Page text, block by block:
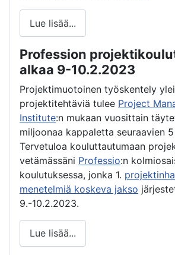
Lue lisää...
Profession
alkaa 9-10.2.2023
Projektimuotoinen työskentely
projektitehtäviä tulee Project
Institute:n mukaan vuosittain
miljoonaa kappaletta seuraavien
Tervetuloa kouluttautumaan
vetämässäni Professio:n
koulutuksessa, jonka 1.
menetelmiä koskeva jakso
9.-10.2.2023.
Lue lisää...